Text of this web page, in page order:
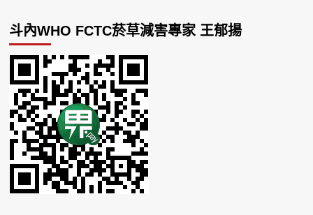
斗內WHO FCTC菸草減害專家 王郁揚